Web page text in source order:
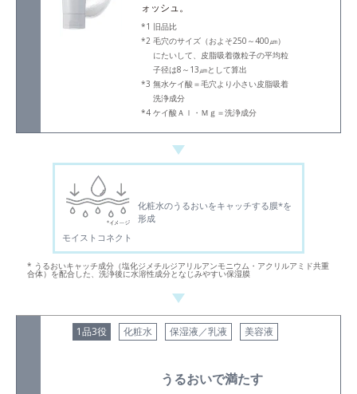
ォッシュ。
旧品比
毛穴のサイズ（およそ250～400㎛）
にたいして、皮脂吸着微粒子の平均粒
子径は8～13㎛として算出
無水ケイ酸＝毛穴より小さい皮脂吸着
洗浄成分
ケイ酸Ａｌ・Ｍｇ＝洗浄成分
モイストコネクト
化粧水のうるおいをキャッチする膜*を
形成
* うるおいキャッチ成分（塩化ジメチルジアリルアンモニウム・アクリルアミド共重
合体）を配合した、洗浄後に水溶性成分となじみやすい保湿膜
1品3役 化粧水 保湿液／乳液 美容液
うるおいで満たす